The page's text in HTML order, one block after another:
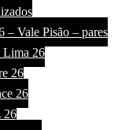
– Vale Pisão – pares
Lima 26
26
26
26